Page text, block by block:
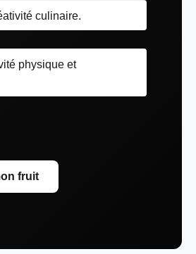
culinaire.
physique et
fruit